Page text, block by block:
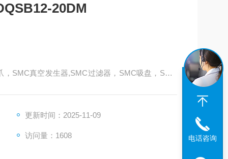
20DM
SMC真空发生器,SMC过滤器，SMC吸盘，SMC
更新时间：2025-11-09
访问量：1608 电话咨询